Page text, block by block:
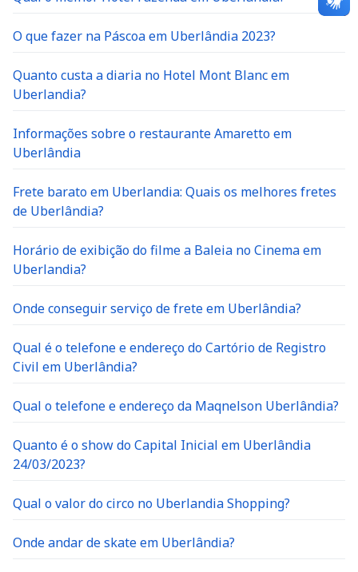
O que fazer na Páscoa em Uberlândia 2023?
Quanto custa a diaria no Hotel Mont Blanc em
Uberlandia?
Informações sobre o restaurante Amaretto em
Uberlândia
Frete barato em Uberlandia: Quais os melhores fretes
de Uberlândia?
Horário de exibição do filme a Baleia no Cinema em
Uberlandia?
Onde conseguir serviço de frete em Uberlândia?
Qual é o telefone e endereço do Cartório de Registro
Civil em Uberlândia?
Qual o telefone e endereço da Maqnelson Uberlândia?
Quanto é o show do Capital Inicial em Uberlândia
24/03/2023?
Qual o valor do circo no Uberlandia Shopping?
Onde andar de skate em Uberlândia?